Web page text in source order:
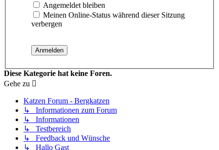
Angemeldet bleiben
Meinen Online-Status während dieser Sitzung
verbergen
Diese Kategorie hat keine Foren.
Gehe zu
Katzen Forum - Bergkatzen
↳ Informationen zum Forum
↳ Informationen
↳ Testbereich
↳ Feedback und Wünsche
↳ Hallo Gast